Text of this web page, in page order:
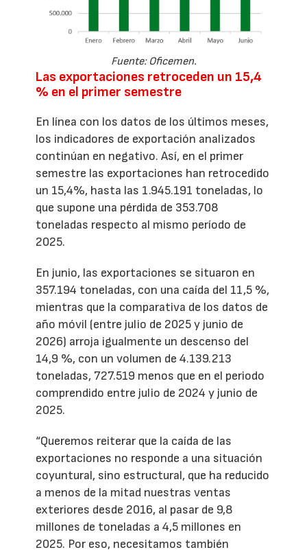
Fuente: Oficemen.
Las exportaciones retroceden un 15,4
% en el primer semestre
En línea con los datos de los últimos meses,
los indicadores de exportación analizados
continúan en negativo. Así, en el primer
semestre las exportaciones han retrocedido
un 15,4%, hasta las 1.945.191 toneladas, lo
que supone una pérdida de 353.708
toneladas respecto al mismo período de
2025.
En junio, las exportaciones se situaron en
357.194 toneladas, con una caída del 11,5 %,
mientras que la comparativa de los datos de
año móvil (entre julio de 2025 y junio de
2026) arroja igualmente un descenso del
14,9 %, con un volumen de 4.139.213
toneladas, 727.519 menos que en el periodo
comprendido entre julio de 2024 y junio de
2025.
“Queremos reiterar que la caída de las
exportaciones no responde a una situación
coyuntural, sino estructural, que ha reducido
a menos de la mitad nuestras ventas
exteriores desde 2016, al pasar de 9,8
millones de toneladas a 4,5 millones en
2025. Por eso, necesitamos también